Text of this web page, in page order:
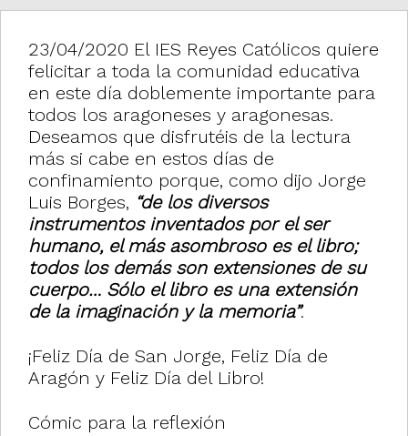
o
23/04/2020 El IES Reyes Católicos quiere
felicitar a toda la comunidad educativa
en este día doblemente importante para
todos los aragoneses y aragonesas.
Deseamos que disfrutéis de la lectura
más si cabe en estos días de
confinamiento porque, como dijo Jorge
Luis Borges, “de los diversos
instrumentos inventados por el ser
humano, el más asombroso es el libro;
todos los demás son extensiones de su
cuerpo… Sólo el libro es una extensión
de la imaginación y la memoria”.
¡Feliz Día de San Jorge, Feliz Día de
Aragón y Feliz Día del Libro!
Cómic para la reflexión